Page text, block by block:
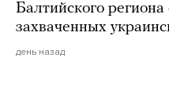
Балтийского
захваченных
день назад